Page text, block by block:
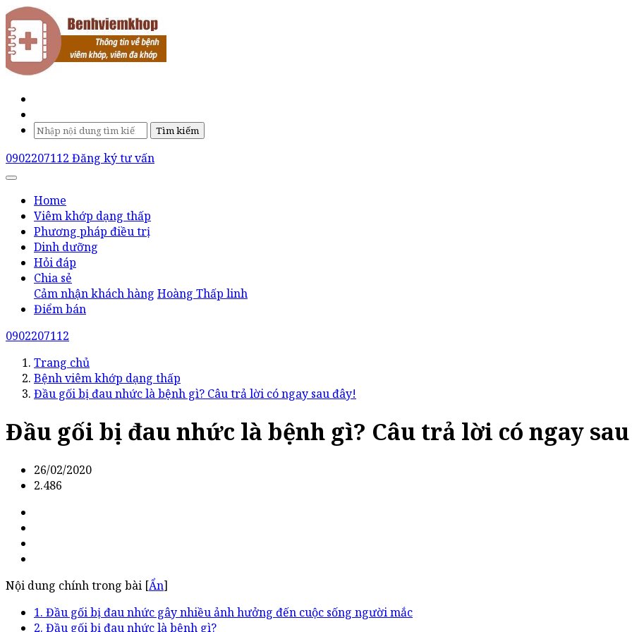
Tìm kiếm
0902207112 Đăng ký tư vấn
Home
Viêm khớp dạng thấp
Phương pháp điều trị
Dinh dưỡng
Hỏi đáp
Chia sẻ
Cảm nhận khách hàng Hoàng Thấp linh
Điểm bán
0902207112
Trang chủ
Bệnh viêm khớp dạng thấp
Đầu gối bị đau nhức là bệnh gì? Câu trả lời có ngay sau đây!
Đầu gối bị đau nhức là bệnh gì? Câu trả lời có ngay
26/02/2020
2.486
Nội dung chính trong bài [Ẩn]
1. Đầu gối bị đau nhức gây nhiều ảnh hưởng đến cuộc sống người mắc
2. Đầu gối bị đau nhức là bệnh gì?